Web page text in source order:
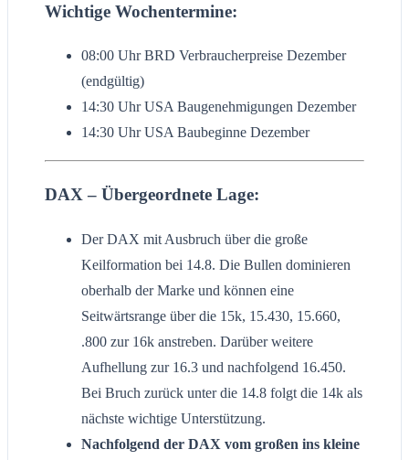
Wichtige Wochentermine:
08:00 Uhr BRD Verbraucherpreise Dezember
(endgültig)
14:30 Uhr USA Baugenehmigungen Dezember
14:30 Uhr USA Baubeginne Dezember
DAX – Übergeordnete Lage:
Der DAX mit Ausbruch über die große
Keilformation bei 14.8. Die Bullen dominieren
oberhalb der Marke und können eine
Seitwärtsrange über die 15k, 15.430, 15.660,
.800 zur 16k anstreben. Darüber weitere
Aufhellung zur 16.3 und nachfolgend 16.450.
Bei Bruch zurück unter die 14.8 folgt die 14k als
nächste wichtige Unterstützung.
Nachfolgend der DAX vom großen ins kleine